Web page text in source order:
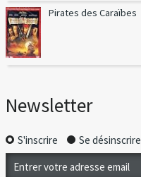
Pirates des Caraïbes
Newsletter
S'inscrire Se désinscrire